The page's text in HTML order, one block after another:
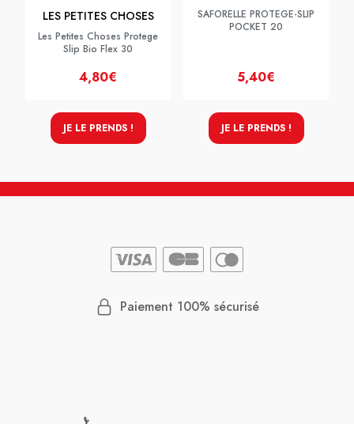
LES PETITES CHOSES
Les Petites Choses Protege
Slip Bio Flex 30
4,80€
JE LE PRENDS !
SAFORELLE PROTEGE-SLIP
POCKET 20
5,40€
JE LE PRENDS !
Paiement 100% sécurisé